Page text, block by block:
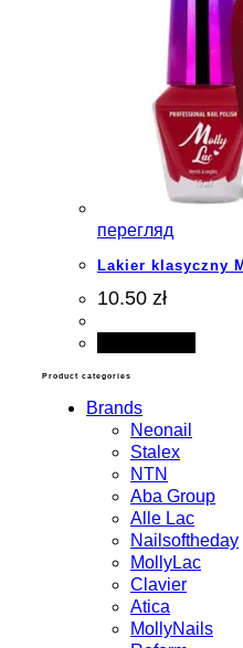
перегляд
Lakier klasyczny
10.50 zł
Product categories
Brands
Neonail
Stalex
NTN
Aba Group
Alle Lac
Nailsoftheday
MollyLac
Clavier
Atica
MollyNails